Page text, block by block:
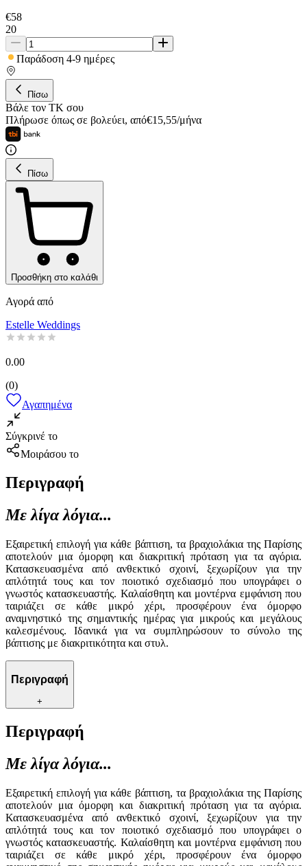
€58
20
Παράδοση 4-9 ημέρες
Πίσω
Βάλε τον ΤΚ σου
Πλήρωσε όπως σε βολεύει, από€15,55/μήνα
Πίσω
Προσθήκη στο καλάθι
Αγορά από
Estelle Weddings
0.00
(0)
Αγαπημένα
Σύγκρινέ το
Μοιράσου το
Περιγραφή
Με λίγα λόγια...
Εξαιρετική επιλογή για κάθε βάπτιση, τα βραχιολάκια της Παρίσης
αποτελούν μια όμορφη και διακριτική πρόταση για τα αγόρια.
Κατασκευασμένα από ανθεκτικό σχοινί, ξεχωρίζουν για την
απλότητά τους και τον ποιοτικό σχεδιασμό που υπογράφει ο
γνωστός κατασκευαστής. Καλαίσθητη και μοντέρνα εμφάνιση που
ταιριάζει σε κάθε μικρό χέρι, προσφέρουν ένα όμορφο
αναμνηστικό της σημαντικής ημέρας για μικρούς και μεγάλους
καλεσμένους. Ιδανικά για να συμπληρώσουν το σύνολο της
βάπτισης με διακριτικότητα και στυλ.
Περιγραφή
+
Περιγραφή
Με λίγα λόγια...
Εξαιρετική επιλογή για κάθε βάπτιση, τα βραχιολάκια της Παρίσης
αποτελούν μια όμορφη και διακριτική πρόταση για τα αγόρια.
Κατασκευασμένα από ανθεκτικό σχοινί, ξεχωρίζουν για την
απλότητά τους και τον ποιοτικό σχεδιασμό που υπογράφει ο
γνωστός κατασκευαστής. Καλαίσθητη και μοντέρνα εμφάνιση που
ταιριάζει σε κάθε μικρό χέρι, προσφέρουν ένα όμορφο